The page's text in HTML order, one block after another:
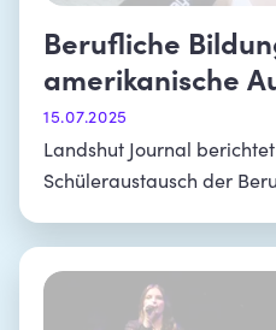
Berufliche
amerikanische
zu Gast in
15.07.2025
Landshut Journal
Schüleraustausch der